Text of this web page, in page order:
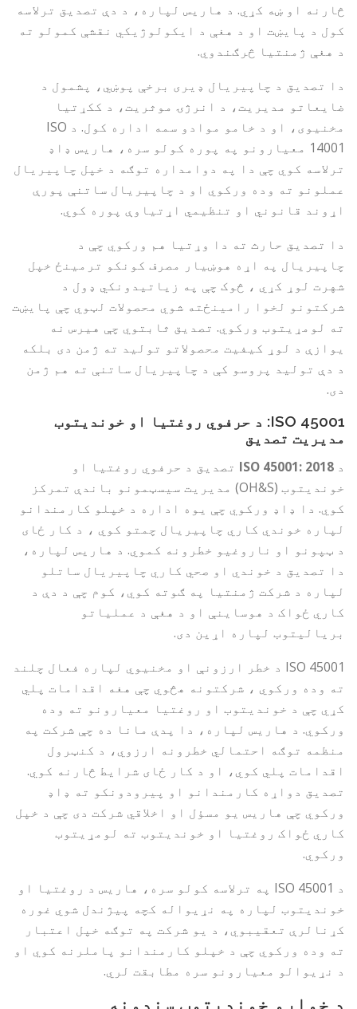
څارنه او ښه کړي. د هاریس لپاره، د دې تصدیق ترلاسه
کول د پایښت او د هغې د ایکولوژیکي نقشې کمولو ته
د هغې ژمنتیا څرګندوي.
دا تصدیق د چاپیریال ډیری برخې پوښي، پشمول د
ضایعاتو مدیریت، د انرژۍ موثریت، د ککړتیا
مخنیوی، او د خامو موادو سمه اداره کول. د ISO
14001 معیارونو په پوره کولو سره، هاریس ډاډ
ترلاسه کوي چې دا په دوامداره توګه د خپل چاپیریال
عملونو ته وده ورکوي او د چاپیریال ساتنې پورې
اړوند قانوني او تنظیمي اړتیاوې پوره کوي.
دا تصدیق حارث ته دا وړتیا هم ورکوي چې د
چاپیریال په اړه هوښیار مصرف کونکو ترمینځ خپل
شهرت لوړ کړي ، څوک چې په زیاتیدونکي ډول د
شرکتونو لخوا رامینځته شوي محصولات لټوي چې پایښت
ته لومړیتوب ورکوي. تصدیق ثابتوي چې هیرس نه
یوازې د لوړ کیفیت محصولاتو تولید ته ژمن دی بلکه
د دې تولید پروسو کې د چاپیریال ساتنې ته هم ژمن
دی.
ISO 45001: د حرفوي روغتیا او خوندیتوب
مدیریت تصدیق
د ISO 45001: 2018 تصدیق د حرفوي روغتیا او
خوندیتوب (OH&S) مدیریت سیسټمونو باندې تمرکز
کوي. دا ډاډ ورکوي چې یوه اداره د خپلو کارمندانو
لپاره خوندي کاري چاپیریال چمتو کوي ، د کار ځای
د ټپونو او ناروغیو خطرونه کموي. د هاریس لپاره،
دا تصدیق د خوندي او صحي کاري چاپیریال ساتلو
لپاره د شرکت ژمنتیا په ګوته کوي، کوم چې د دې د
کاري ځواک د هوساینې او د هغې د عملیاتو
بریالیتوب لپاره اړین دی.
ISO 45001 د خطر ارزونې او مخنیوي لپاره فعال چلند
ته وده ورکوي ، شرکتونه هڅوي چې هغه اقدامات پلي
کړي چې د خوندیتوب او روغتیا معیارونو ته وده
ورکوي. د هاریس لپاره، دا پدې مانا ده چې شرکت په
منظمه توګه احتمالي خطرونه ارزوي، د کنټرول
اقدامات پلي کوي، او د کار ځای شرایط څارنه کوي.
تصدیق دواړه کارمندانو او پیرودونکو ته ډاډ
ورکوي چې هاریس یو مسؤل او اخلاقي شرکت دی چې د خپل
کاري ځواک روغتیا او خوندیتوب ته لومړیتوب
ورکوي.
د ISO 45001 په ترلاسه کولو سره، هاریس د روغتیا او
خوندیتوب لپاره په نړیواله کچه پیژندل شوي غوره
کړنالرې تعقیبوي، د یو شرکت په توګه خپل اعتبار
ته وده ورکوي چې د خپلو کارمندانو پاملرنه کوي او
د نړیوالو معیارونو سره مطابقت لري.
د خواړو خوندیتوب سندونه